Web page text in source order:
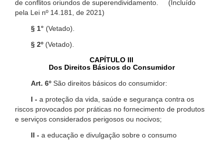
de conflitos oriundos de superendividamento. (Incluído
pela Lei nº 14.181, de 2021)
§ 1° (Vetado).
§ 2º (Vetado).
CAPÍTULO III
Dos Direitos Básicos do Consumidor
Art. 6º São direitos básicos do consumidor:
I - a proteção da vida, saúde e segurança contra os
riscos provocados por práticas no fornecimento de produtos
e serviços considerados perigosos ou nocivos;
II - a educação e divulgação sobre o consumo